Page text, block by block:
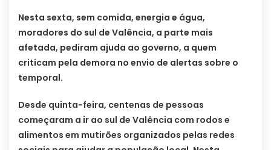
Nesta sexta, sem comida, energia e água,
moradores do sul de Valência, a parte mais
afetada, pediram ajuda ao governo, a quem
criticam pela demora no envio de alertas sobre o
temporal.
Desde quinta-feira, centenas de pessoas
começaram a ir ao sul de Valência com rodos e
alimentos em mutirões organizados pelas redes